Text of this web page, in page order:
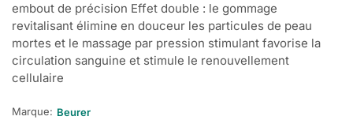
embout de précision Effet double : le gommage
revitalisant élimine en douceur les particules de peau
mortes et le massage par pression stimulant favorise la
circulation sanguine et stimule le renouvellement
cellulaire
Marque: Beurer